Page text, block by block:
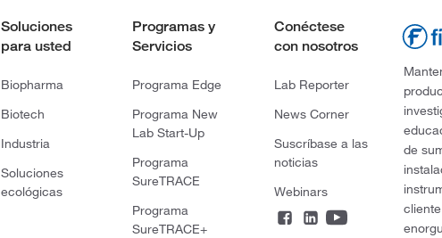
Soluciones
para usted
Biopharma
Biotech
Industria
Soluciones
ecológicas
Programas y
Servicios
Programa Edge
Programa New
Lab Start-Up
Programa
SureTRACE
Programa
SureTRACE+
Conéctese
con nosotros
Lab Reporter
News Corner
Suscríbase a las
noticias
Webinars
de